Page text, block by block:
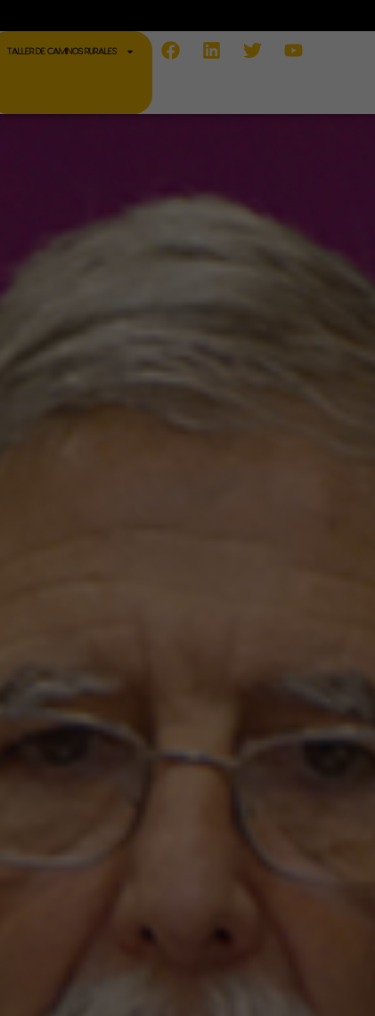
TALLER DE CAMINOS RURALES
Facebook
LinkedinTwitterYoutube